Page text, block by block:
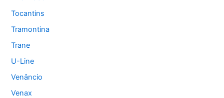
Tocantins
Tramontina
Trane
U-Line
Venâncio
Venax